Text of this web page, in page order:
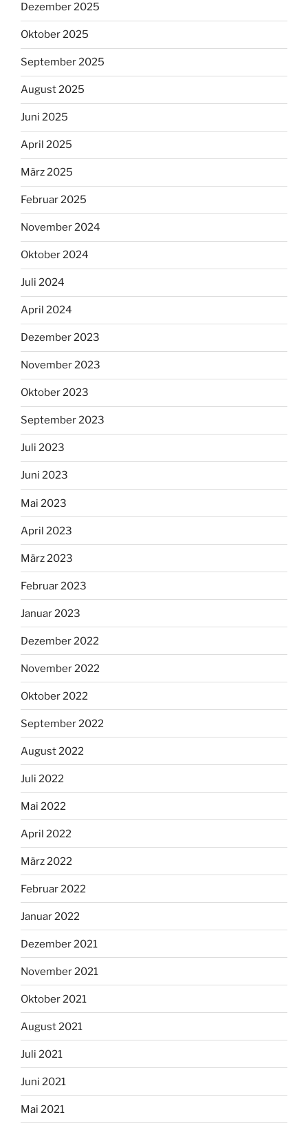
Dezember 2025
Oktober 2025
September 2025
August 2025
Juni 2025
April 2025
März 2025
Februar 2025
November 2024
Oktober 2024
Juli 2024
April 2024
Dezember 2023
November 2023
Oktober 2023
September 2023
Juli 2023
Juni 2023
Mai 2023
April 2023
März 2023
Februar 2023
Januar 2023
Dezember 2022
November 2022
Oktober 2022
September 2022
August 2022
Juli 2022
Mai 2022
April 2022
März 2022
Februar 2022
Januar 2022
Dezember 2021
November 2021
Oktober 2021
August 2021
Juli 2021
Juni 2021
Mai 2021